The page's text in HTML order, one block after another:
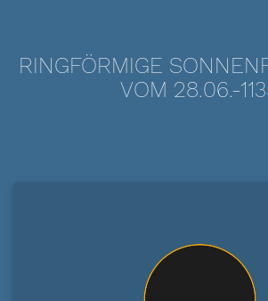
RINGFÖRMIGE
VOM 28.06.-